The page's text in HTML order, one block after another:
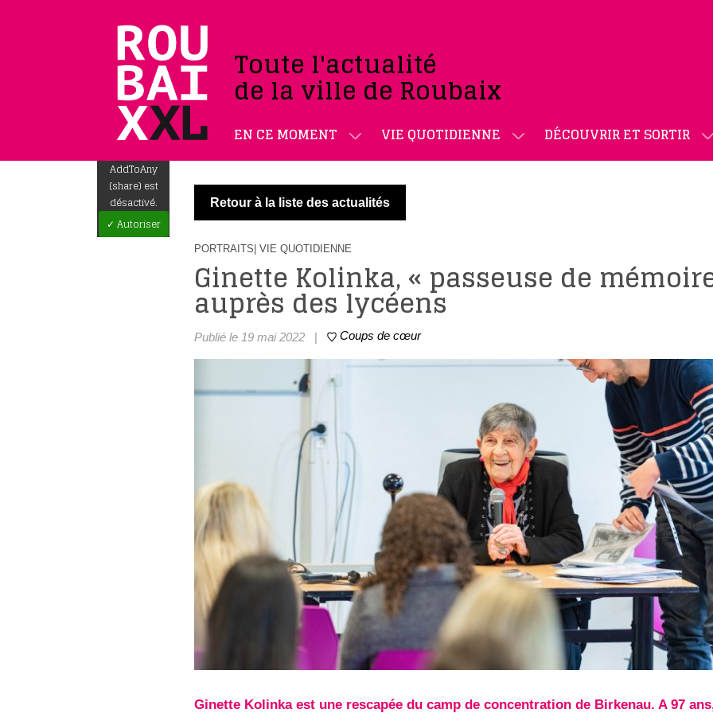
Toute l'actualité
de la ville de Roubaix
EN CE MOMENT VIE QUOTIDIENNE DÉCOUVRIR ET SORTIR
AddToAny
(share) est
désactivé.
✓ Autoriser
Retour à la liste des actualités
PORTRAITS | VIE QUOTIDIENNE
Ginette Kolinka, « passeuse de
auprès des lycéens
Publié le 19 mai 2022 | Coups de cœur
Ginette Kolinka est une rescapée du camp de concentration de Birkenau. A 97